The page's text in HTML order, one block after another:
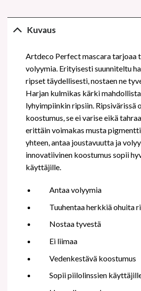
Kuvaus
Artdeco Perfect mascara tarjoaa
volyymia. Erityisesti suunniteltu
ripset täydellisesti, nostaen ne
Harjan kulmikas kärki
lyhyimpiinkin ripsiin. Ripsivärissä
koostumus, se ei varise eikä
erittäin voimakas musta
yhteen, antaa joustavuutta ja
innovatiivinen koostumus sopii
käyttäjille.
Antaa volyymia
Tuuhentaa herkkiä ohuita
Nostaa tyvestä
Ei liimaa
Vedenkestävä koostumus
Sopii piilolinssien